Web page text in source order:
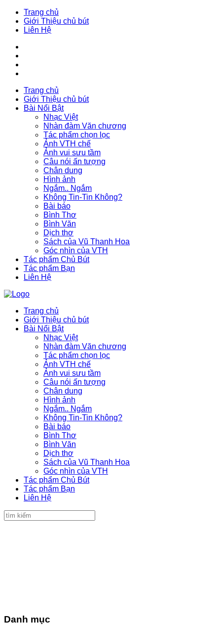
Trang chủ
Giới Thiệu chủ bút
Liên Hệ
Trang chủ
Giới Thiệu chủ bút
Bài Nổi Bật
Nhạc Việt
Nhàn đàm Văn chương
Tác phẩm chọn lọc
Ảnh VTH chế
Ảnh vui sưu tầm
Câu nói ấn tượng
Chân dung
Hình ảnh
Ngắm.. Ngắm
Không Tin-Tin Không?
Bài báo
Bình Thơ
Bình Văn
Dịch thơ
Sách của Vũ Thanh Hoa
Góc nhìn của VTH
Tác phẩm Chủ Bút
Tác phẩm Bạn
Liên Hệ
Trang chủ
Giới Thiệu chủ bút
Bài Nổi Bật
Nhạc Việt
Nhàn đàm Văn chương
Tác phẩm chọn lọc
Ảnh VTH chế
Ảnh vui sưu tầm
Câu nói ấn tượng
Chân dung
Hình ảnh
Ngắm.. Ngắm
Không Tin-Tin Không?
Bài báo
Bình Thơ
Bình Văn
Dịch thơ
Sách của Vũ Thanh Hoa
Góc nhìn của VTH
Tác phẩm Chủ Bút
Tác phẩm Bạn
Liên Hệ
Danh mục